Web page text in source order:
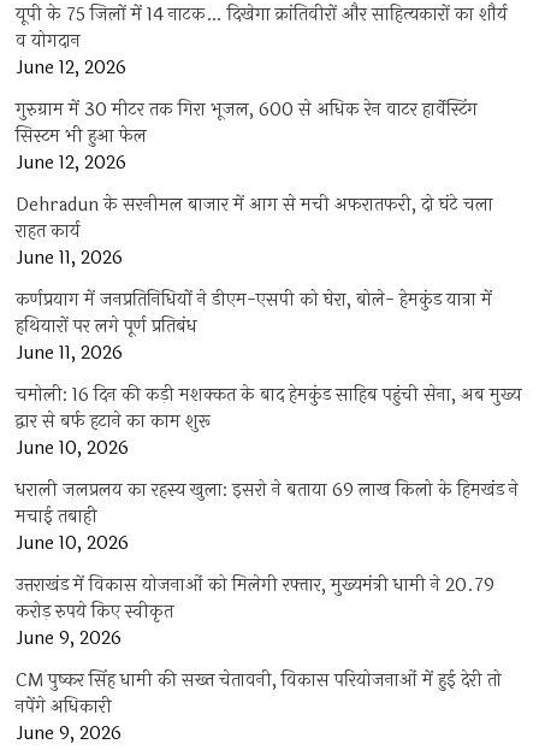
यूपी के 75 जिलों में 14 नाटक… दिखेगा क्रांतिवीरों और साहित्यकारों का शौर्य
व योगदान
June 12, 2026
गुरुग्राम में 30 मीटर तक गिरा भूजल, 600 से अधिक रेन वाटर हार्वेस्टिंग
सिस्टम भी हुआ फेल
June 12, 2026
Dehradun के सरनीमल बाजार में आग से मची अफरातफरी, दो घंटे चला
राहत कार्य
June 11, 2026
कर्णप्रयाग में जनप्रतिनिधियों ने डीएम-एसपी को घेरा, बोले- हेमकुंड यात्रा में
हथियारों पर लगे पूर्ण प्रतिबंध
June 11, 2026
चमोली: 16 दिन की कड़ी मशक्कत के बाद हेमकुंड साहिब पहुंची सेना, अब मुख्य
द्वार से बर्फ हटाने का काम शुरू
June 10, 2026
धराली जलप्रलय का रहस्य खुला: इसरो ने बताया 69 लाख किलो के हिमखंड ने
मचाई तबाही
June 10, 2026
उत्तराखंड में विकास योजनाओं को मिलेगी रफ्तार, मुख्यमंत्री धामी ने 20.79
करोड़ रुपये किए स्वीकृत
June 9, 2026
CM पुष्कर सिंह धामी की सख्त चेतावनी, विकास परियोजनाओं में हुई देरी तो
नपेंगे अधिकारी
June 9, 2026